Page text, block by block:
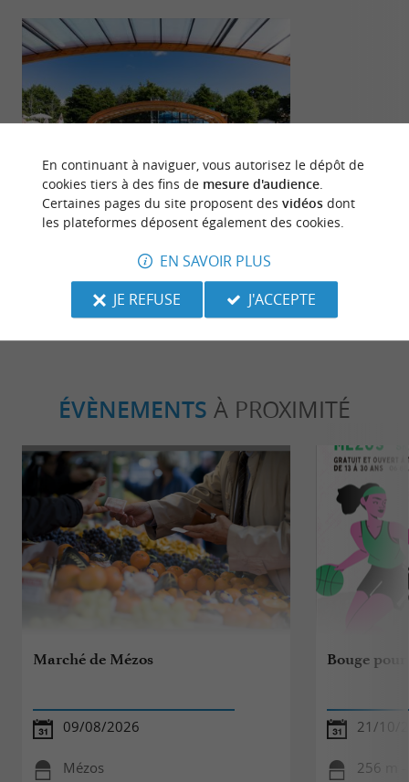
Camping Homair Le Soleil des Landes :
12,5 km - Lit-et-Mixe
10
ÉVÈNEMENTS À PROXIMITÉ
Marché de Mézos
09/08/2026
Mézos
Bouge
21/10/
256 m
En continuant à naviguer, vous autorisez le dépôt de
cookies tiers à des fins de mesure d'audience.
Certaines pages du site proposent des vidéosdont
les plateformes déposent également des cookies.
EN SAVOIR PLUS
JE REFUSE
J'ACCEPTE